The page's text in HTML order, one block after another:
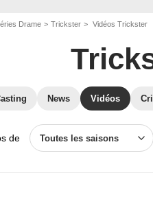
Drame Trickster Vidéos Trickster
News Vidéos
de Toutes les saisons